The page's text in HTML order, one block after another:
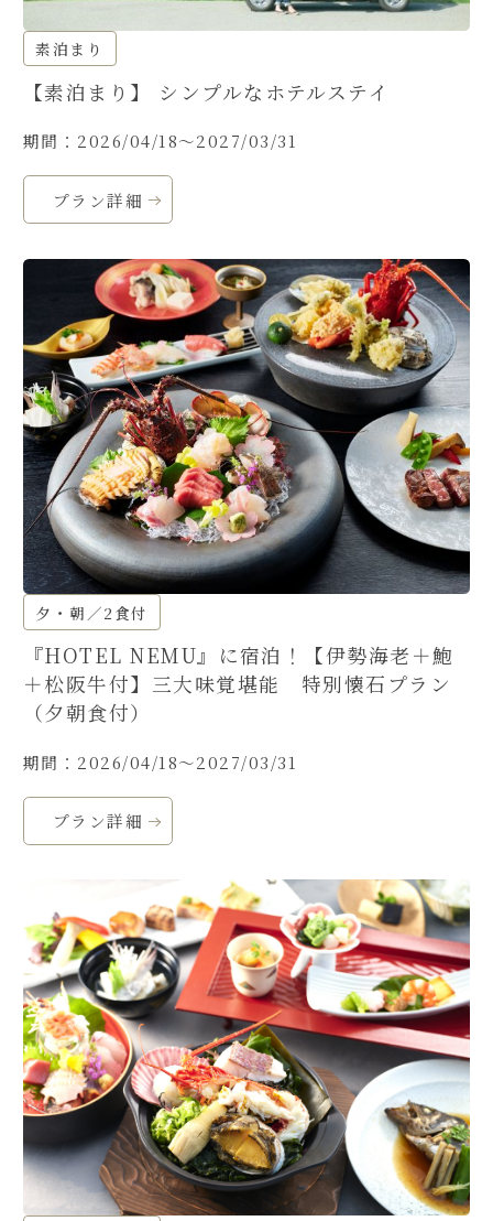
素泊まり
【素泊まり】 シンプルなホテルステイ
期間：2026/04/18～2027/03/31
プラン詳細
夕・朝／2食付
『HOTEL NEMU』に宿泊！【伊勢海老＋鮑
＋松阪牛付】三大味覚堪能 特別懐石プラン
（夕朝食付）
期間：2026/04/18～2027/03/31
プラン詳細